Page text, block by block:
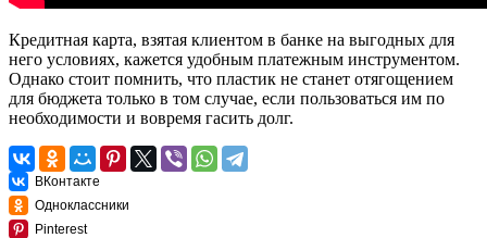
Кредитная карта, взятая клиентом в банке на выгодных для
него условиях, кажется удобным платежным инструментом.
Однако стоит помнить, что пластик не станет отягощением
для бюджета только в том случае, если пользоваться им по
необходимости и вовремя гасить долг.
ВКонтакте
Одноклассники
Pinterest